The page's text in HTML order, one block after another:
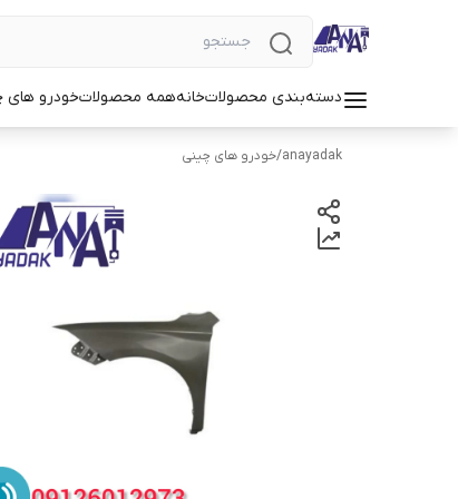
دسته‌بندی محصولاتخانههمه محصولاتخودرو های
anayadak
/خودرو های چینی